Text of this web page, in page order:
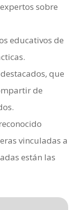
sobre
educativos de
que
de
vinculadas a
están las